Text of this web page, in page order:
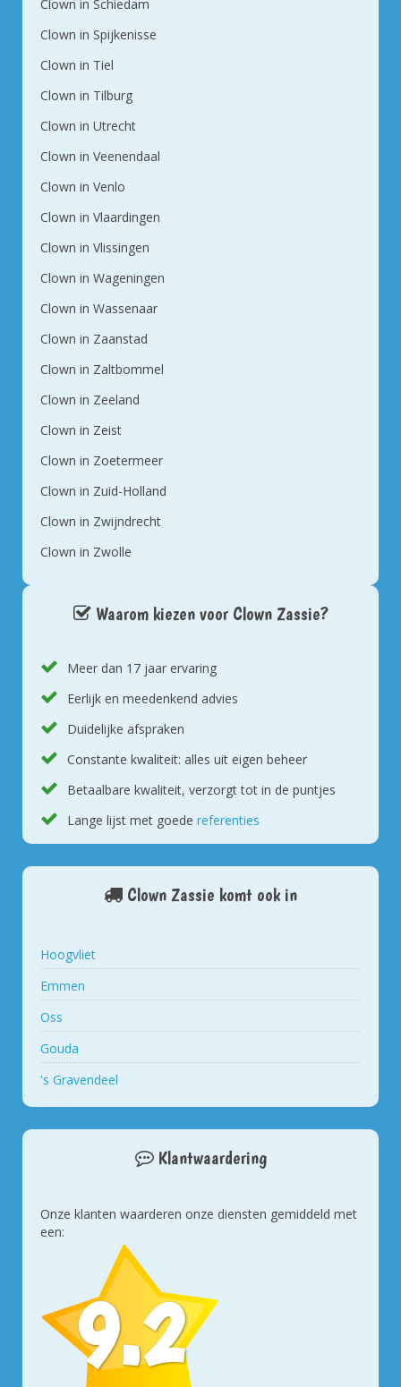
Clown in Schiedam
Clown in Spijkenisse
Clown in Tiel
Clown in Tilburg
Clown in Utrecht
Clown in Veenendaal
Clown in Venlo
Clown in Vlaardingen
Clown in Vlissingen
Clown in Wageningen
Clown in Wassenaar
Clown in Zaanstad
Clown in Zaltbommel
Clown in Zeeland
Clown in Zeist
Clown in Zoetermeer
Clown in Zuid-Holland
Clown in Zwijndrecht
Clown in Zwolle
Waarom kiezen voor Clown Zassie?
Meer dan 17 jaar ervaring
Eerlijk en meedenkend advies
Duidelijke afspraken
Constante kwaliteit: alles uit eigen beheer
Betaalbare kwaliteit, verzorgt tot in de puntjes
Lange lijst met goede referenties
Clown Zassie komt ook in
Hoogvliet
Emmen
Oss
Gouda
's Gravendeel
Klantwaardering
Onze klanten waarderen onze diensten gemiddeld met
een:
9.2